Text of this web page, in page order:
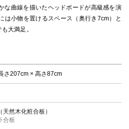
な曲線を描いたヘッドボードが高級感を演
は小物を置けるスペース（奥行き7cm）と
大満足。
さ207cm × 高さ87cm
天然木化粧合板）
合板